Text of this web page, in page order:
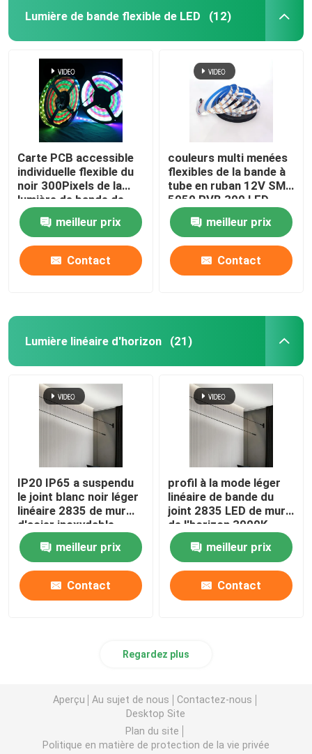
Lumière de bande flexible de LED (12)
Carte PCB accessible
individuelle flexible du
noir 300Pixels de la
lumière de bande de
WS2812B LED RVB
5050SMD 16.4FT
60Pixels/M polychrome
meilleur prix
Contact
couleurs multi menées
flexibles de la bande à
tube en ruban 12V SMD
5050 RVB 300 LED
meilleur prix
Contact
Lumière linéaire d'horizon (21)
IP20 IP65 a suspendu
le joint blanc noir léger
linéaire 2835 de mur
d'acier inoxydable
d'horizon
meilleur prix
Contact
profil à la mode léger
linéaire de bande du
joint 2835 LED de mur
de l'horizon 3000K
meilleur prix
Contact
Regardez plus
Aperçu Au sujet de nous
Contactez-nous
Desktop Site
Plan du site
Politique en matière de protection de la vie privée